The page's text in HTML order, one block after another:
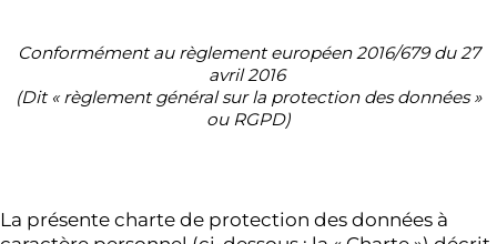
Conformément au règlement européen 2016/679 du 27
avril 2016
(Dit « règlement général sur la protection des données »
ou RGPD)
La présente charte de protection des données à